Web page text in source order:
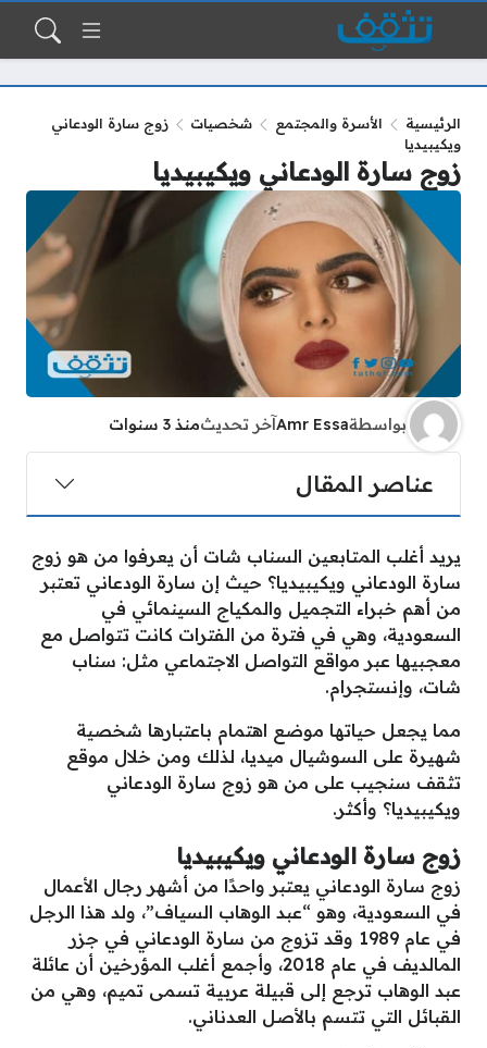
الرئيسية الأسرة والمجتمع شخصيات
زوج سارة الودعاني
ويكيبيديا
زوج سارة الودعاني ويكيبيديا
بواسطةAmr Essaآخر تحديثمنذ 3 سنوات
عناصر المقال
يريد أغلب المتابعين السناب شات أن يعرفوا من هو زوج
سارة الودعاني ويكيبيديا؟ حيث إن سارة الودعاني تعتبر
من أهم خبراء التجميل والمكياج السينمائي في
السعودية، وهي في فترة من الفترات كانت تتواصل مع
معجبيها عبر مواقع التواصل الاجتماعي مثل: سناب
شات، وإنستجرام.
مما يجعل حياتها موضع اهتمام باعتبارها شخصية
شهيرة على السوشيال ميديا، لذلك ومن خلال موقع
تثقف سنجيب على من هو زوج سارة الودعاني
ويكيبيديا؟ وأكثر.
زوج سارة الودعاني ويكيبيديا
زوج سارة الودعاني يعتبر واحدًا من أشهر رجال الأعمال
في السعودية، وهو “عبد الوهاب السياف”، ولد هذا الرجل
في عام 1989 وقد تزوج من سارة الودعاني في جزر
المالديف في عام 2018، وأجمع أغلب المؤرخين أن عائلة
عبد الوهاب ترجع إلى قبيلة عربية تسمى تميم، وهي من
القبائل التي تتسم بالأصل العدناني.